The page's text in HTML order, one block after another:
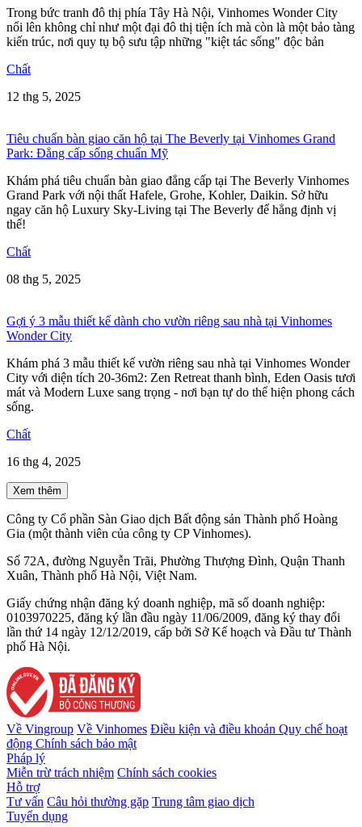
Trong bức tranh đô thị phía Tây Hà Nội, Vinhomes Wonder City
nổi lên không chỉ như một đại đô thị tiện ích mà còn là một bảo tàng
kiến trúc, nơi quy tụ bộ sưu tập những "kiệt tác sống" độc bản
Chất
12 thg 5, 2025
Tiêu chuẩn bàn giao căn hộ tại The Beverly tại Vinhomes Grand
Park: Đẳng cấp sống chuẩn Mỹ
Khám phá tiêu chuẩn bàn giao đẳng cấp tại The Beverly Vinhomes
Grand Park với nội thất Hafele, Grohe, Kohler, Daikin. Sở hữu
ngay căn hộ Luxury Sky-Living tại The Beverly để hẳng định vị
thế!
Chất
08 thg 5, 2025
Gợi ý 3 mẫu thiết kế dành cho vườn riêng sau nhà tại Vinhomes
Wonder City
Khám phá 3 mẫu thiết kế vườn riêng sau nhà tại Vinhomes Wonder
City với diện tích 20-36m2: Zen Retreat thanh bình, Eden Oasis tươi
mát và Modern Luxe sang trọng - nơi bạn tự do thể hiện phong cách
sống.
Chất
16 thg 4, 2025
Xem thêm
Công ty Cổ phần Sàn Giao dịch Bất động sản Thành phố Hoàng
Gia (một thành viên của công ty CP Vinhomes).
Số 72A, đường Nguyễn Trãi, Phường Thượng Đình, Quận Thanh
Xuân, Thành phố Hà Nội, Việt Nam.
Giấy chứng nhận đăng ký doanh nghiệp, mã số doanh nghiệp:
0103970225, đăng ký lần đầu ngày 11/06/2009, đăng ký thay đổi
lần thứ 14 ngày 12/12/2019, cấp bởi Sở Kế hoạch và Đầu tư Thành
phố Hà Nội.
Về Vingroup Về Vinhomes Điều kiện và điều khoản Quy chế hoạt
động Chính sách bảo mật
Pháp lý
Miễn trừ trách nhiệm Chính sách cookies
Hỗ trợ
Tư vấn Câu hỏi thường gặp Trung tâm giao dịch
Tuyển dụng